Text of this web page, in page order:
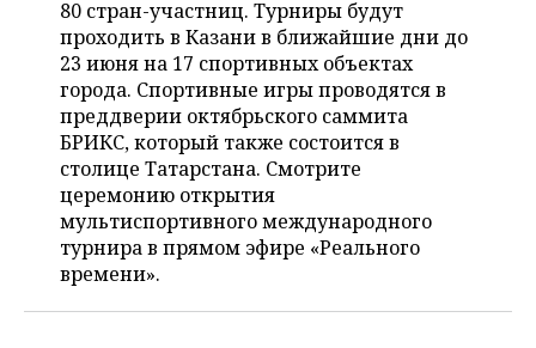
ОТКРЫТАЯ ЛЕКЦИЯ
БАСКЕТБОЛ
ВОЛЕЙБОЛ
КИБЕРСПОРТ
ФИГУРНОЕ КАТАНИЕ
ВОДНЫЕ ВИДЫ СПОРТА
ХОККЕЙ С МЯЧОМ
ИНФРАСТРУКТУРА
ИСТОРИЯ
КУЛЬТУРА
МЕДИЦИНА
ОБРАЗОВАНИЕ
ПРОИСШЕСТВИЯ
СПРАВОЧНИК
СПИСОК ПЕРСОН
СПИСОК КОМПАНИЙ
ПОЛНАЯ ВЕРСИЯ
80 стран-участниц. Турниры будут
проходить в Казани в ближайшие дни до
23 июня на 17 спортивных объектах
города. Спортивные игры проводятся в
преддверии октябрьского саммита
БРИКС, который также состоится в
столице Татарстана. Смотрите
церемонию открытия
мультиспортивного международного
турнира в прямом эфире «Реального
времени».